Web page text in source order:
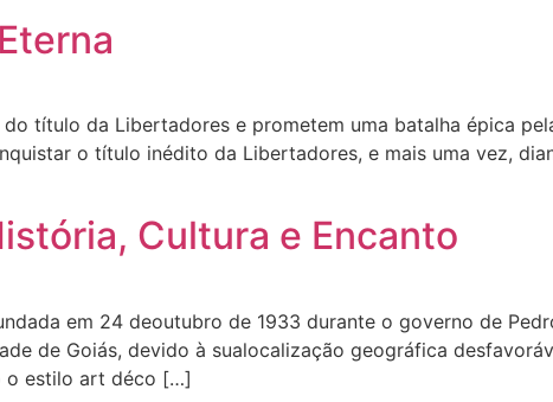
título da Libertadores e prometem uma batalha épica
o título inédito da Libertadores, e mais uma vez,
Cultura e Encanto
em 24 deoutubro de 1933 durante o governo de
de Goiás, devido à sualocalização geográfica
o estilo art déco […]